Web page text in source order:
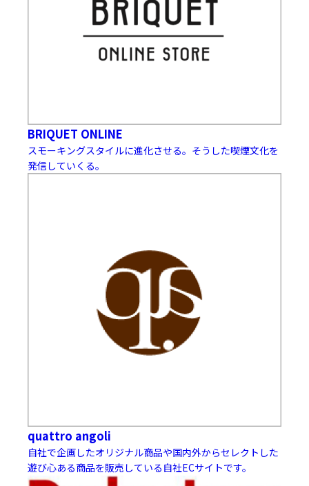
BRIQUET ONLINE
スモーキングスタイルに進化させる。そうした喫煙文化を
発信していくる。
quattro angoli
自社で企画したオリジナル商品や国内外からセレクトした
遊び心ある商品を販売している自社ECサイトです。